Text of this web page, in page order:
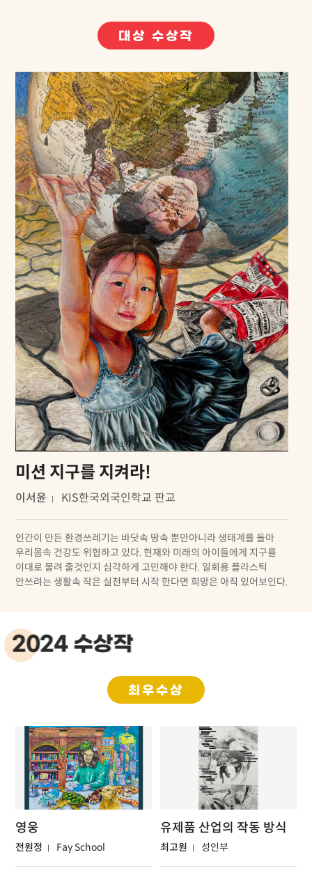
대상 수상작
미션 지구를 지켜라!
이서윤 KIS한국외국인학교 판교
인간이 만든 환경쓰레기는 바닷속 땅속 뿐만아니라 생태계를 돌아
우리몸속 건강도 위협하고 있다. 현재와 미래의 아이들에게 지구를
이대로 물려 줄것인지 심각하게 고민해야 한다. 일회용 플라스틱
안쓰려는 생활속 작은 실천부터 시작 한다면 희망은 아직 있어보인다.
2024 수상작
최우수상
영웅
전원정 Fay School
유제품 산업의 작동 방식
최고원 성인부